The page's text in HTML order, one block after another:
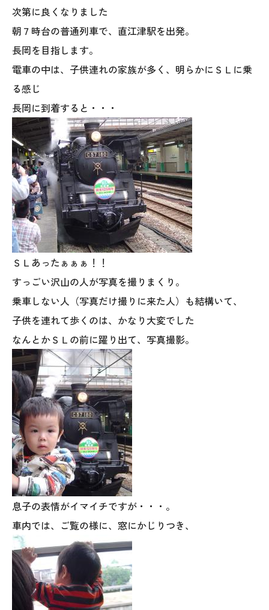
住まいのなんでも相談
土地･空き家 不動産相談
移住と暮らし相談
資料請求
お問い合わせ
本社
〒941-0062 新潟県糸魚川市中央2-4-2
025-552-0456 (本社)
0120-470-456 (フリーダイヤル)
上越店
〒942-0072 新潟県上越市栄町2-11-40 1F
025-530-6711 (上越店)
0120-696-711 (フリーダイヤル)
次第に良くなりました
朝７時台の普通列車で、直江津駅を出発。
長岡を目指します。
電車の中は、子供連れの家族が多く、明らかにＳＬに乗
る感じ
長岡に到着すると・・・
ＳＬあったぁぁぁ！！
すっごい沢山の人が写真を撮りまくり。
乗車しない人（写真だけ撮りに来た人）も結構いて、
子供を連れて歩くのは、かなり大変でした
なんとかＳＬの前に躍り出て、写真撮影。
息子の表情がイマイチですが・・・。
車内では、ご覧の様に、窓にかじりつき、